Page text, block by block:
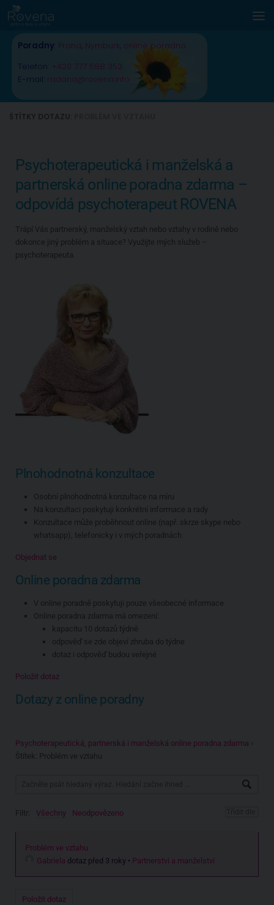
Skip to content
Poradny Praha Nymburk online poradna
Telefon: +420 777 588 352
E-mail: radana@rovena.info
Psychoterapeutická i manželská a
partnerská online poradna zdarma –
odpovídá psychoterapeut ROVENA
Trápí Vás partnerský, manželský vztah nebo vztahy v rodině nebo
dokonce jiný problém a situace? Využijte mých služeb –
psychoterapeuta.
Plnohodnotná konzultace
Osobní plnohodnotná konzultace na míru
Na konzultaci poskytuji konkrétní informace a rady
Konzultace může proběhnout online (např. skrze skype nebo
whatsapp), telefonicky i v mých poradnách
Objednat se
Online poradna zdarma
V online poradně poskytuji pouze všeobecné informace
Online poradna zdarma má omezení:
kapacitu 10 dotazů týdně
odpověď se zde objeví zhruba do týdne
dotaz i odpověď budou veřejné
Položit dotaz
Dotazy z online poradny
Psychoterapeutická, partnerská i manželská online poradna zdarma ›
Štítek: Problém ve vztahu
Filtr: Všechny Neodpovězeno
Problém ve vztahu
Gabriela dotaz před 3 roky • Partnerství a manželství
Položit dotaz